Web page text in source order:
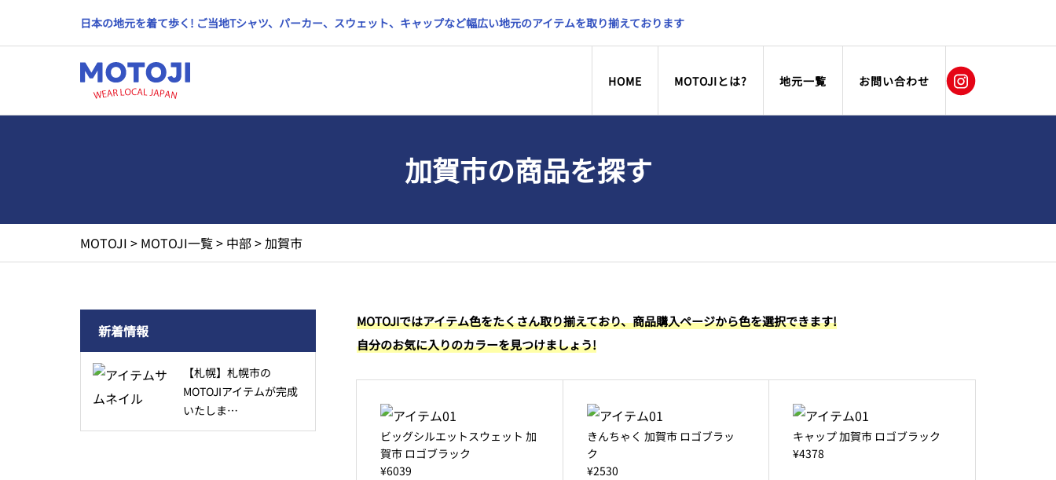
日本の地元を着て歩く! ご当地Tシャツ、パーカー、スウェット、キャップなど幅広い地元のアイテムを取り揃えております
HOME MOTOJIとは? 地元一覧 お問い合わせ
加賀市の商品を探す
MOTOJI > MOTOJI一覧> 中部>加賀市
新着情報
【札幌】札幌市の
MOTOJIアイテムが完成
いたしま…
MOTOJIではアイテム色をたくさん取り揃えており、商品購入ページから色を選択できます!
自分のお気に入りのカラーを見つけましょう!
ビッグシルエットスウェット 加
賀市 ロゴブラック
¥6039
きんちゃく 加賀市 ロゴブラッ
ク
¥2530
キャップ 加賀市 ロゴブラック
¥4378